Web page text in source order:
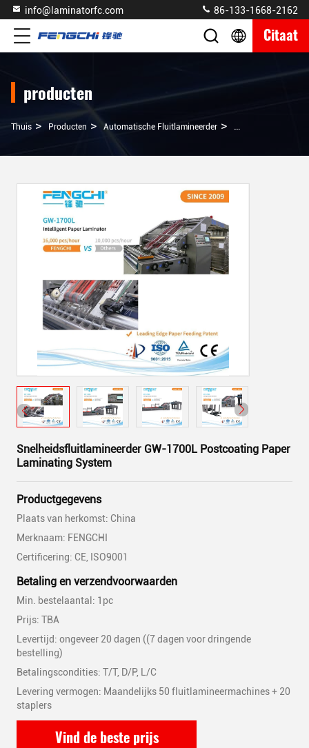
info@laminatorfc.com 86-133-1668-2162
Citaat
producten
Thuis > Producten > Automatische Fluitlamineerder >
Snelheidsfluitlamineerder GW-1700L Postcoating Paper
Laminating System
Productgegevens
Plaats van herkomst: China
Merknaam: FENGCHI
Certificering: CE, ISO9001
Betaling en verzendvoorwaarden
Min. bestelaantal: 1pc
Prijs: TBA
Levertijd: ongeveer 20 dagen ((7 dagen voor dringende
bestelling)
Betalingscondities: T/T, D/P, L/C
Levering vermogen: Maandelijks 50 fluitlamineermachines + 20
staplers
Vind de beste prijs